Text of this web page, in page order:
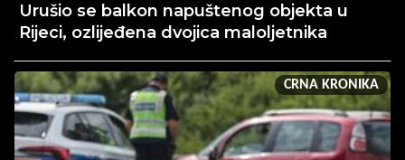
Urušio se balkon napuštenog objekta u
Rijeci, ozlijeđena dvojica maloljetnika
CRNA KRONIKA